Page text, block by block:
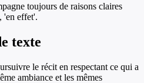
toujours de raisons claires
'en effet'.
texte
le récit en respectant ce qui a
ambiance et les mêmes